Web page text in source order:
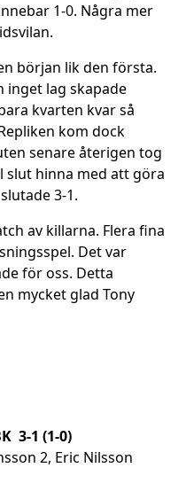
1-0. Några mer
början lik den första.
inget lag skapade
kvarten kvar så
kom dock
senare återigen tog
slut hinna med att göra
3-1.
av killarna. Flera fina
Det var
för oss. Detta
mycket glad Tony
3-1 (1-0)
2, Eric Nilsson